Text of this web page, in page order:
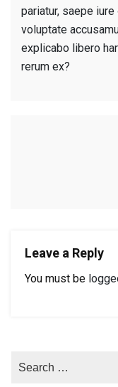
pariatur, saepe
voluptate
explicabo libero
rerum ex?
Leave a Reply
You must be